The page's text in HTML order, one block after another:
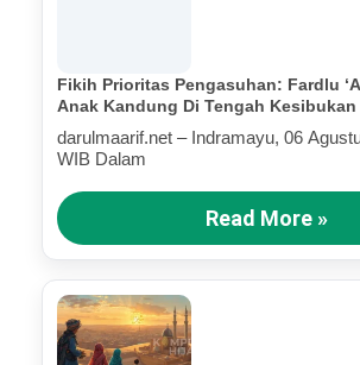
Fikih Prioritas Pengasuhan: Fardlu
Anak Kandung Di Tengah Kesibukan
darulmaarif.net – Indramayu, 06
WIB Dalam
Read More »